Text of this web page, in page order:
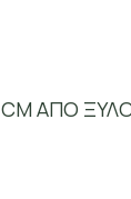
ΑΠΟ